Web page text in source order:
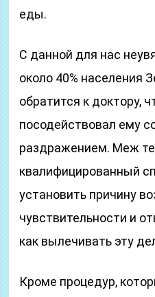
еды.
С данной для нас
около 40% населения
обратится к доктору,
посодействовал ему
раздражением. Меж
квалифицированный
установить причину
чувствительности и
как вылечивать эту
Кроме процедур,